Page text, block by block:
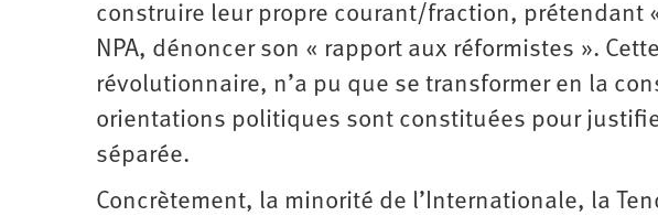
construire leur propre courant/fraction, prétendant
NPA, dénoncer son « rapport aux réformistes ».
révolutionnaire, n’a pu que se transformer en la
orientations politiques sont constituées pour
séparée.
Concrètement, la minorité de l’Internationale, la